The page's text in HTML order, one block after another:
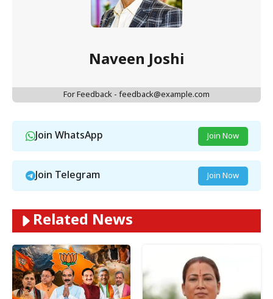
Naveen Joshi
For Feedback - feedback@example.com
Join WhatsApp Join Now
Join Telegram Join Now
Related News